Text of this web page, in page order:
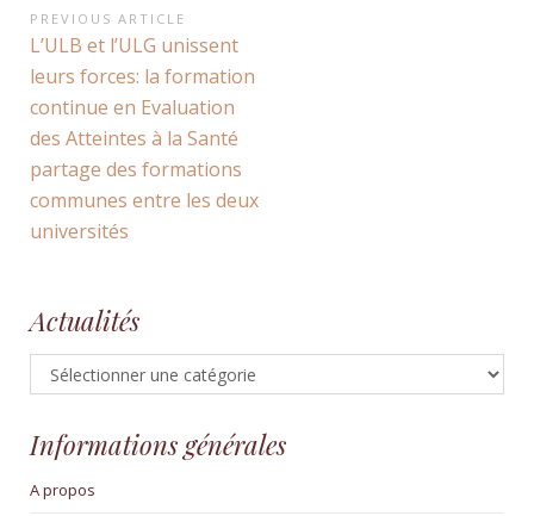
Navigation
de
l’article
PREVIOUS ARTICLE
Previous
Article:
L’ULB et l’ULG unissent
leurs forces: la formation
continue en Evaluation
des Atteintes à la Santé
partage des formations
communes entre les deux
universités
Actualités
Actualités
Informations générales
A propos